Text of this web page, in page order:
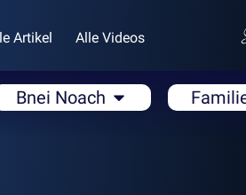
Artikel Alle Videos
Bnei Noach